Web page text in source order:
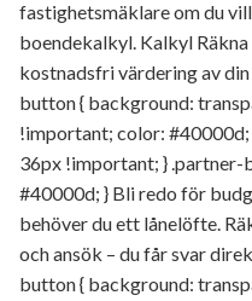
fastighetsmäklare om du
boendekalkyl. Kalkyl
kostnadsfri värdering av
button { background:
!important; color:
36px !important; }
#40000d; } Bli redo för
behöver du ett lånelöfte.
och ansök – du får svar
button { background: